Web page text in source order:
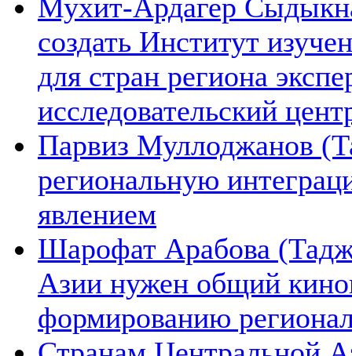
Мухит-Ардагер
создать Институт
для стран региона
исследовательский
Парвиз Муллоджанов
региональную
явлением
Шарофат Арабова
Азии нужен общий
формированию